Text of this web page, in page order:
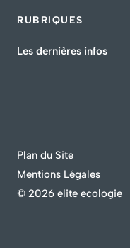
RUBRIQUES
Les dernières infos
© 2026 elite ecologie
Plan du Site
Mentions Légales